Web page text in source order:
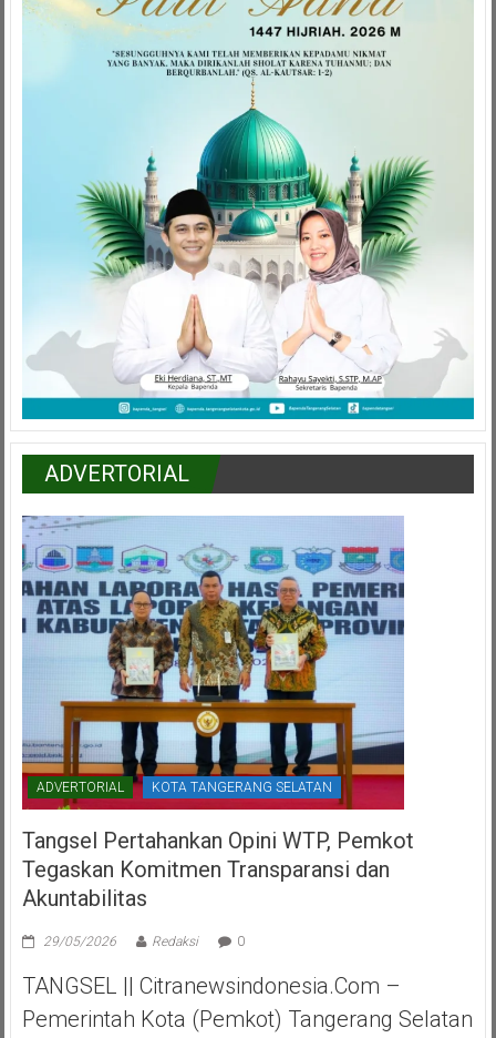
ADVERTORIAL
ADVERTORIAL KOTA TANGERANG SELATAN
Tangsel Pertahankan Opini WTP, Pemkot
Tegaskan Komitmen Transparansi dan
Akuntabilitas
29/05/2026 Redaksi 0
TANGSEL || Citranewsindonesia.com –
Pemerintah Kota (Pemkot) Tangerang Selatan